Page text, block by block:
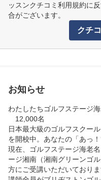
ッスンクチコミ利用規約に
合がございます。
クチ
お知らせ
わたしたちゴルフステージ
12,000名
日本最大級のゴルフスクー
を開校中。あなたの「あっ
現在、ゴルフステージ海老
ージ湘南（湘南グリーンゴ
方にご受講いただいておりま